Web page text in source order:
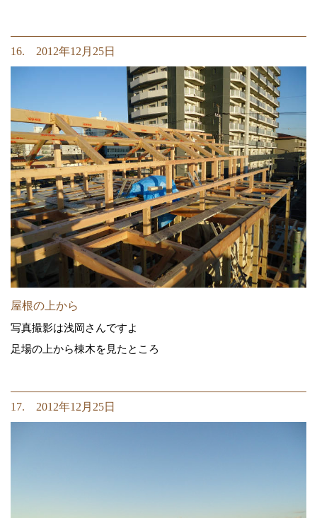
16. 2012年12月25日
屋根の上から
写真撮影は浅岡さんですよ
足場の上から棟木を見たところ
17. 2012年12月25日